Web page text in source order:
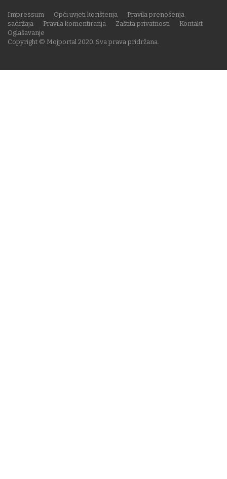
Copyright © Mojportal 2020. Sva prava pridržana.
Impressum Opći uvjeti korištenja
Pravila prenošenja
sadržaja
Pravila komentiranja Zaštita privatnosti
Kontakt
Oglašavanje